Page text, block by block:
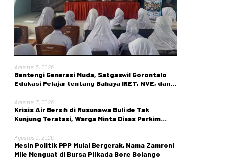
Agustus 5, 2026
Bentengi Generasi Muda, Satgaswil Gorontalo
Edukasi Pelajar tentang Bahaya IRET, NVE, dan
Agustus 3, 2026
Krisis Air Bersih di Rusunawa Buliide Tak
Kunjung Teratasi, Warga Minta Dinas Perkim
Agustus 3, 2026
Mesin Politik PPP Mulai Bergerak, Nama Zamroni
Mile Menguat di Bursa Pilkada Bone Bolango